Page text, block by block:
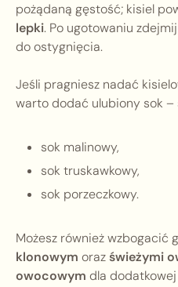
pożądaną gęstość; kisiel
lepki. Po ugotowaniu
do ostygnięcia.
Jeśli pragniesz nadać
warto dodać ulubiony sok
sok malinowy,
sok truskawkowy,
sok porzeczkowy.
Możesz również wzbogacić
klonowym orazświeżymi
owocowym dla